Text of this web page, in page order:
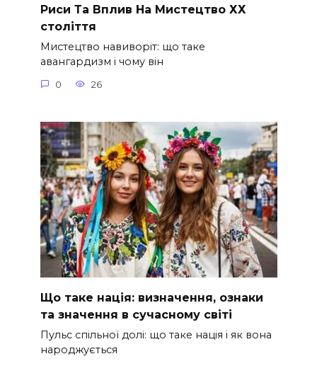
Риси Та Вплив На Мистецтво ХХ
століття
Мистецтво навиворіт: що таке
авангардизм і чому він
0 26
Що таке нація: визначення, ознаки
та значення в сучасному світі
Пульс спільної долі: що таке нація і як вона
народжується